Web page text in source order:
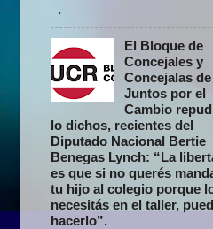
.
El Bloque de
Concejales y
Concejalas de
Juntos por el
Cambio
lo dichos, recientes del
Diputado Nacional Bertie
Benegas Lynch: “La
es que si no querés
tu hijo al colegio porque
necesitás en el taller,
hacerlo”.